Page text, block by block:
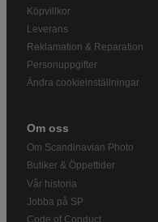
Köpvillkor
Leverans
Reklamation & Reparation
Personuppgifter
Ändra cookieinställningar
Om oss
Om Scandinavian Photo
Butiker & Öppettider
Vår historia
Jobba på SP
Code of Conduct